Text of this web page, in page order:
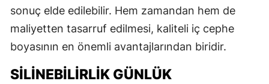
sonuç elde edilebilir. Hem zamandan hem de
maliyetten tasarruf edilmesi, kaliteli iç cephe
boyasının en önemli avantajlarından biridir.
SILINEBILIRLIK GÜNLÜK